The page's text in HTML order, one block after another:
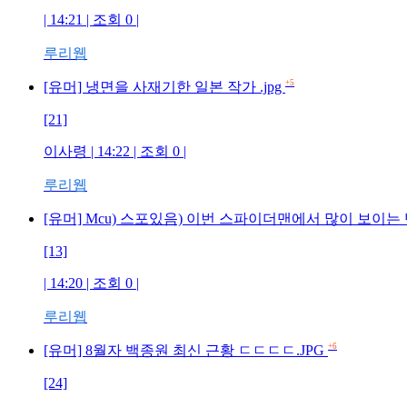
| 14:21 | 조회 0 |
루리웹
[유머] 냉면을 사재기한 일본 작가 .jpg +5
[21]
이사령 | 14:22 | 조회 0 |
루리웹
[유머] Mcu) 스포있음) 이번 스파이더맨에서 많이 보이는
[13]
| 14:20 | 조회 0 |
루리웹
[유머] 8월자 백종원 최신 근황 ㄷㄷㄷㄷ.JPG +6
[24]